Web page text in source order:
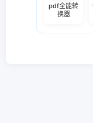
pdf全能转
换器